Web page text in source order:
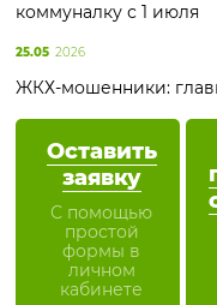
Оставить
заявку
С помощью
простой
формы в
личном
кабинете
коммуналку с 1 июля
25.05 2026
ЖКХ-мошенники: